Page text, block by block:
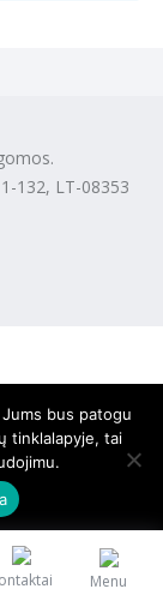
Menu
132, LT-08353
bus patogu
tinklalapyje, tai